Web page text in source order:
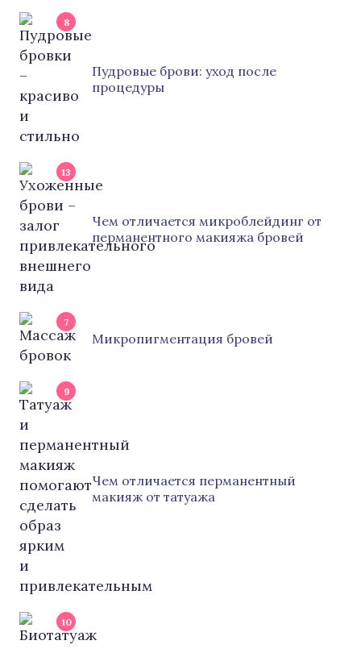
8
Пудровые брови: уход после
процедуры
13
Чем отличается микроблейдинг от
перманентного макияжа бровей
7
Микропигментация бровей
9
Чем отличается перманентный
макияж от татуажа
10